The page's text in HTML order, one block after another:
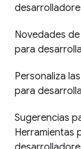
Novedades
para
Personaliza
para
Sugerencias
Herramientas